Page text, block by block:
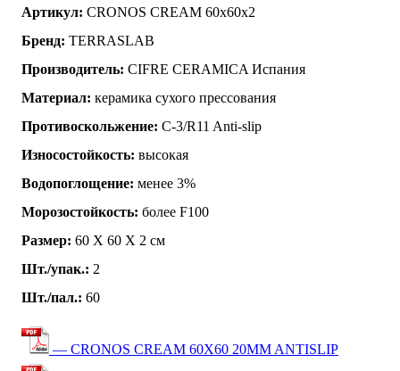
Артикул: CRONOS CREAM 60x60x2
Бренд: TERRASLAB
Производитель: CIFRE CERAMICA Испания
Материал: керамика сухого прессования
Противоскольжение: C-3/R11 Anti-slip
Износостойкость: высокая
Водопоглощение: менее 3%
Морозостойкость: более F100
Размер: 60 Х 60 Х 2 см
Шт./упак.: 2
Шт./пал.: 60
— CRONOS CREAM 60X60 20MM ANTISLIP